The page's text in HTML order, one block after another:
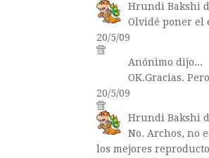
Hrundi Bakshi
Olvidé poner el
20/5/09
Anónimo dijo...
OK.Gracias.
20/5/09
Hrundi Bakshi
No. Archos, no
los mejores